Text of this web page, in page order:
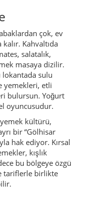
çok, ev
kalır. Kahvaltıda
salatalık,
masaya dizilir.
lokantada sulu
yemekleri, etli
bulursun. Yoğurt
oyuncusudur.
kültürü,
bir “Gölhisar
hak ediyor. Kırsal
kışlık
bu bölgeye özgü
tariflerle birlikte